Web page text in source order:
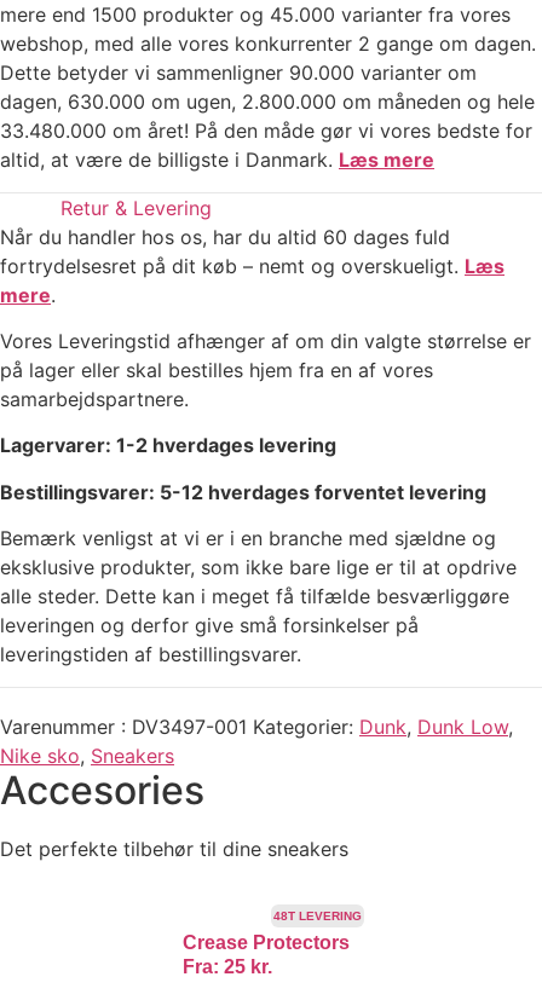
mere end 1500 produkter og 45.000 varianter fra vores
webshop, med alle vores konkurrenter 2 gange om dagen.
Dette betyder vi sammenligner 90.000 varianter om
dagen, 630.000 om ugen, 2.800.000 om måneden og hele
33.480.000 om året! På den måde gør vi vores bedste for
altid, at være de billigste i Danmark. Læs mere
Retur & Levering
Når du handler hos os, har du altid 60 dages fuld
fortrydelsesret på dit køb – nemt og overskueligt. Læs
mere.
Vores Leveringstid afhænger af om din valgte størrelse er
på lager eller skal bestilles hjem fra en af vores
samarbejdspartnere.
Lagervarer: 1-2 hverdages levering
Bestillingsvarer: 5-12 hverdages forventet levering
Bemærk venligst at vi er i en branche med sjældne og
eksklusive produkter, som ikke bare lige er til at opdrive
alle steder. Dette kan i meget få tilfælde besværliggøre
leveringen og derfor give små forsinkelser på
leveringstiden af bestillingsvarer.
Varenummer DV3497-001 Kategorier Dunk, Dunk Low,
Nike sko, Sneakers
Accesories
Det perfekte tilbehør til dine sneakers
48T LEVERING
Crease Protectors
Fra: 25 kr.